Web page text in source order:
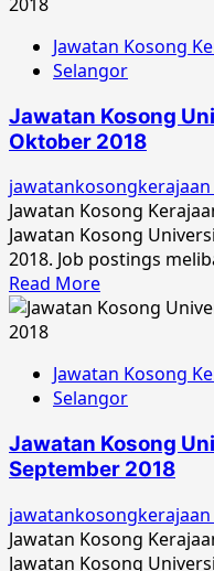
Jawatan Kosong
Selangor
Jawatan Kosong
Oktober 2018
jawatankosongkerajaan
Jawatan Kosong
Jawatan Kosong
2018. Job postings
Read MoreRead
more
Kosong
Universiti
Unisel
Oktober
Jawatan Kosong
Selangor
Jawatan Kosong
September 2018
jawatankosongkerajaan
Jawatan Kosong
Jawatan Kosong